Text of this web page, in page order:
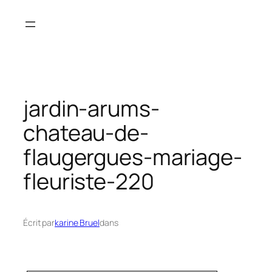
jardin-arums-
chateau-de-
flaugergues-mariage-
fleuriste-220
Écrit parkarine Brueldans